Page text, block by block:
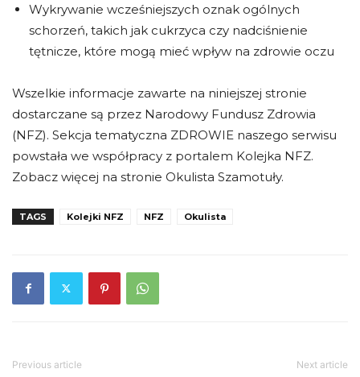
Wykrywanie wcześniejszych oznak ogólnych
schorzeń, takich jak cukrzyca czy nadciśnienie
tętnicze, które mogą mieć wpływ na zdrowie oczu
Wszelkie informacje zawarte na niniejszej stronie
dostarczane są przez Narodowy Fundusz Zdrowia
(NFZ). Sekcja tematyczna ZDROWIE naszego serwisu
powstała we współpracy z portalem Kolejka NFZ.
Zobacz więcej na stronie Okulista Szamotuły.
TAGS Kolejki NFZ NFZ Okulista
Previous article Next article